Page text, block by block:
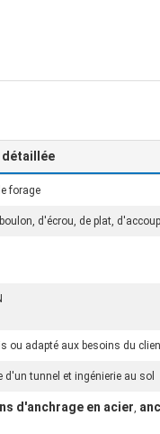
détaillée
forage
d'écrou, de plat,
ou adapté aux besoins du
d'un tunnel et ingénierie au sol
d'anchrage en acier,